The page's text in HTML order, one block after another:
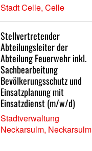
Stadt Celle, Celle
Stellvertretender
Abteilungsleiter der
Abteilung Feuerwehr inkl.
Sachbearbeitung
Bevölkerungsschutz und
Einsatzplanung mit
Einsatzdienst (m/w/d)
Stadtverwaltung
Neckarsulm, Neckarsulm